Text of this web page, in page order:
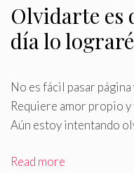
Olvidarte es
día lo lograré
No es fácil pasar
Requiere amor propio
Aún estoy intentando
Read more